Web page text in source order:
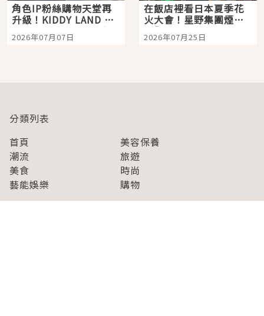
角色IP粉絲購物天堂再
升級！KIDDY LAND 原
宿店吉伊卡哇迎客，新
開幕 OMOKADO 店3分
2026年07月07日
在飯店裡看日本夏季花
火大會！星野集團煙火
景觀飯店6選，讓你不用
人擠人悠閒欣賞
2026年07月25日
分類列表
首頁
美容保養
潮流
旅遊
美食
時尚
藝能娛樂
購物